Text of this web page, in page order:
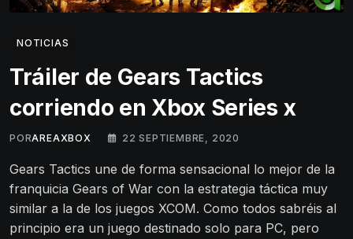
NOTICIAS
Tráiler de Gears Tactics
corriendo en Xbox Series x
PORAREAXBOX 22 SEPTIEMBRE, 2020
Gears Tactics une de forma sensacional lo mejor de la
franquicia Gears of War con la estrategia táctica muy
similar a la de los juegos XCOM. Como todos sabréis al
principio era un juego destinado solo para PC, pero